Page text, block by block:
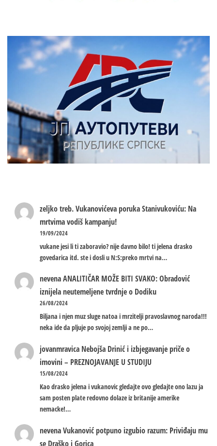
zeljko treb.Vukanovićeva poruka Stanivukoviću: Na
mrtvima vodiš kampanju!
19/09/2024
vukane jesi li ti zaboravio? nije davno bilo! ti jelena drasko
govedarica itd. ste i dosli u N:S:preko mrtvi na…
nevenaANALITIČAR MOŽE BITI SVAKO: Obradović
iznijela neutemeljene tvrdnje o Dodiku
26/08/2024
Biljana i njen muz sluge natoa i mrzitelji pravoslavnog naroda!!!
neka ide da pljuje po svojoj zemlji a ne po…
jovanmravica Nebojša Drinić i izbjegavanje priče o
imovini – PREZNOJAVANJE U STUDIJU
15/08/2024
Kao drasko jelena i vukanovic gledajte ovo gledajte ono lazu ja
sam posten plate redovno dolaze iz britanije amerike
nemacke!…
nevenaVukanović potpuno izgubio razum: Priviđaju mu
se Draško i Gorica